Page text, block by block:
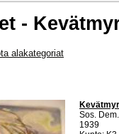
-
alakategoriat
Sos.
1939